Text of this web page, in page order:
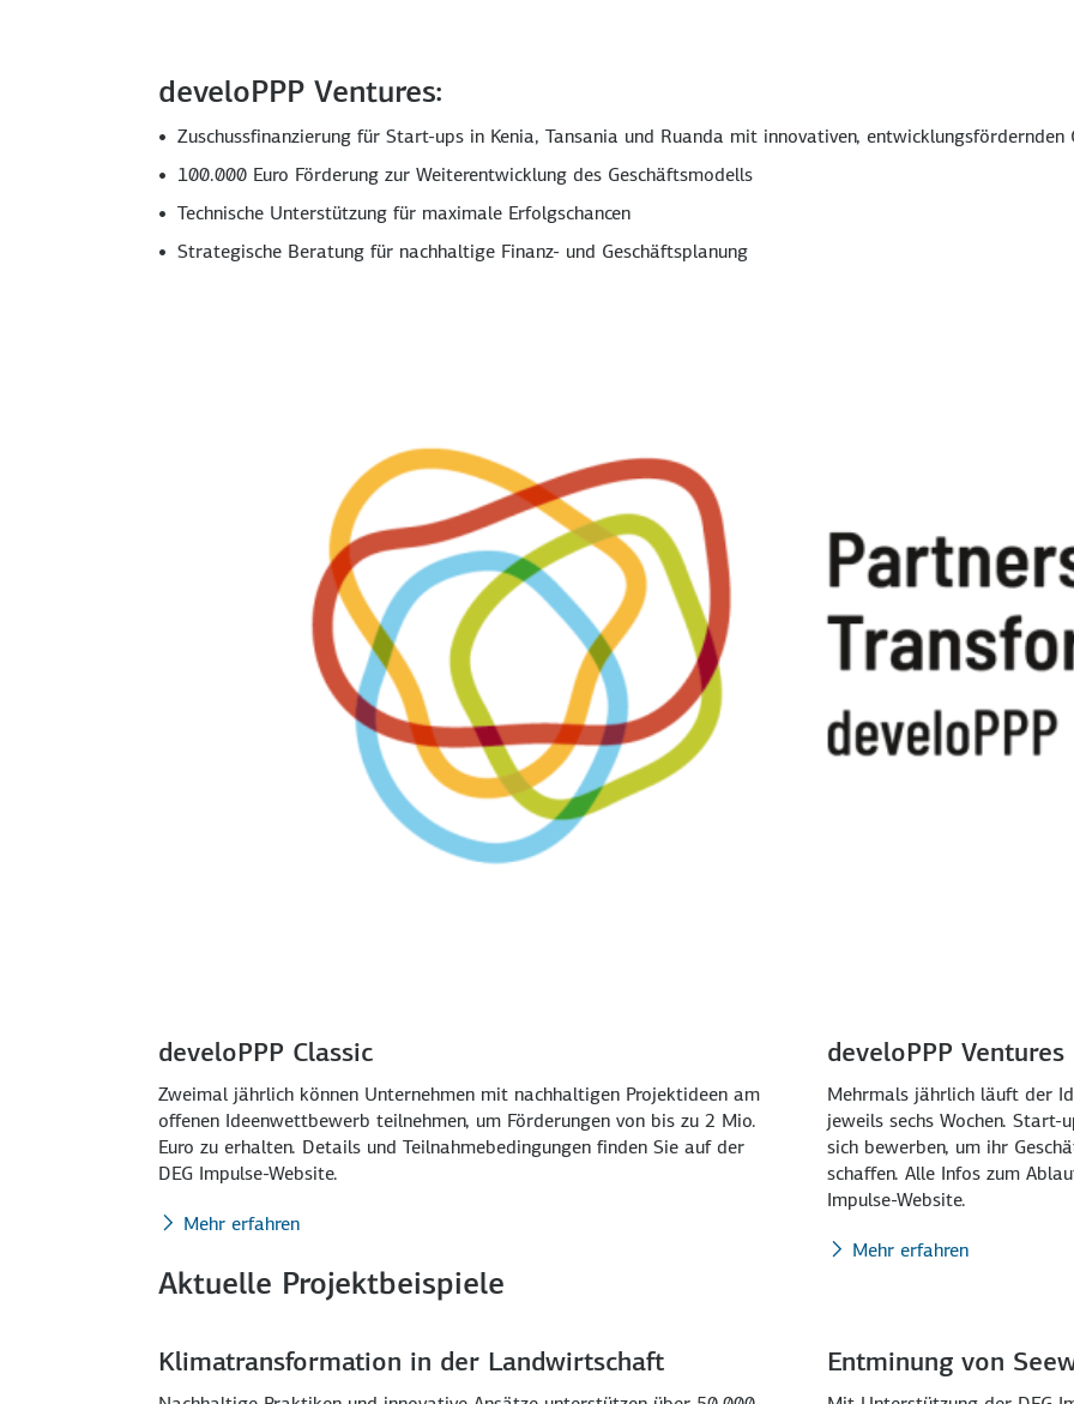
develoPPP Ventures:
Zuschussfinanzierung für Start-ups in Kenia, Tansania und Ruanda mit innovativen, entwicklungsfördernden
100.000 Euro Förderung zur Weiterentwicklung des Geschäftsmodells
Technische Unterstützung für maximale Erfolgschancen
Strategische Beratung für nachhaltige Finanz- und Geschäftsplanung
develoPPP Classic
Zweimal jährlich können Unternehmen mit nachhaltigen Projektideen am
offenen Ideenwettbewerb teilnehmen, um Förderungen von bis zu 2 Mio.
Euro zu erhalten. Details und Teilnahmebedingungen finden Sie auf der
DEG Impulse-Website.
Mehr erfahren
develoPPP Ventures
Mehrmals jährlich läuft der
jeweils sechs Wochen. Start-
sich bewerben, um ihr
schaffen. Alle Infos zum
Impulse-Website.
Mehr erfahren
Aktuelle Projektbeispiele
Klimatransformation in der Landwirtschaft Entminung von